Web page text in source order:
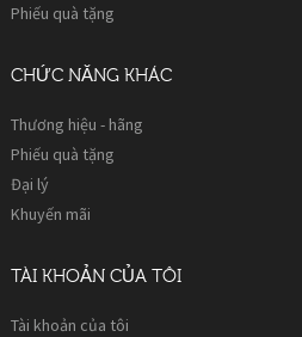
Phiếu quà tặng
CHỨC NĂNG KHÁC
Thương hiệu - hãng
Phiếu quà tặng
Đại lý
Khuyến mãi
TÀI KHOẢN CỦA TÔI
Tài khoản của tôi